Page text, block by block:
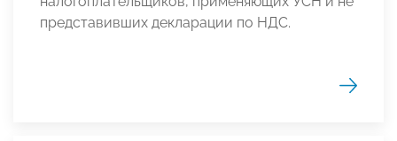
представивших декларации по НДС.